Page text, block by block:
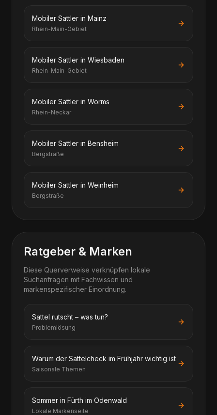
Mobiler Sattler in Mainz
Rhein-Main-Gebiet
Mobiler Sattler in Wiesbaden
Rhein-Main-Gebiet
Mobiler Sattler in Worms
Rhein-Neckar
Mobiler Sattler in Bensheim
Bergstraße
Mobiler Sattler in Weinheim
Bergstraße
Ratgeber & Marken
Diese Querverweise verknüpfen lokale
Suchanfragen mit Fachwissen und
markenspezifischer Einordnung.
Sattel rutscht – was tun?
Problemlösung
Warum der Sattelcheck im Frühjahr wichtig ist
Saisonale Themen
Sommer in Fürth im Odenwald
Lokale Markenseite